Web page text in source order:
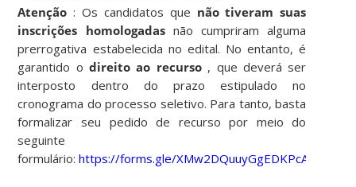
Atenção: Os candidatos que não tiveram suas
inscrições homologadas não cumpriram alguma
prerrogativa estabelecida no edital. No entanto, é
garantido odireito ao recurso , que deverá ser
interposto dentro do prazo estipulado no
cronograma do processo seletivo. Para tanto, basta
formalizar seu pedido de recurso por meio do
seguinte
formulário:https://forms.gle/XMw2DQuuyGgEDKPcA